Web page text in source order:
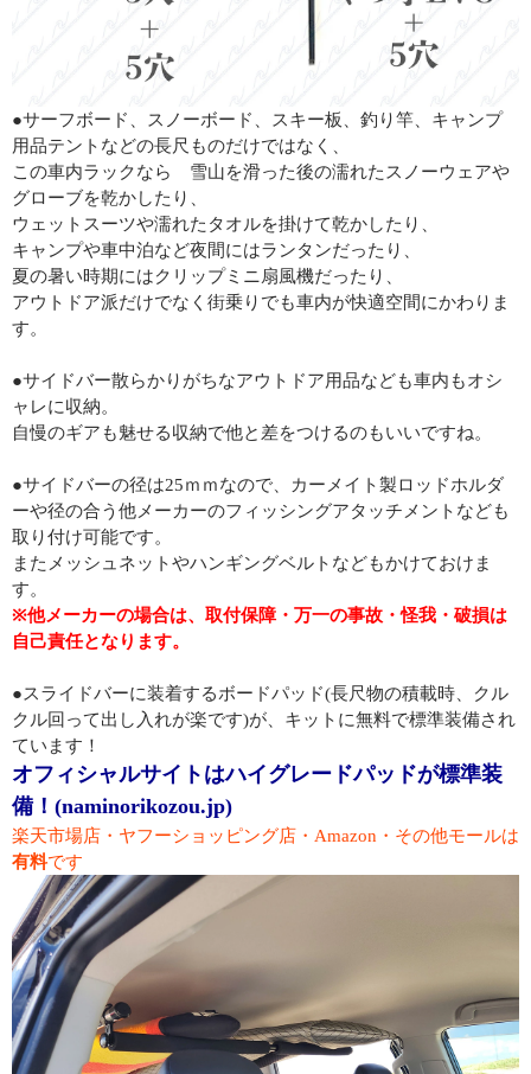
●サーフボード、スノーボード、スキー板、釣り竿、キャンプ
用品テントなどの長尺ものだけではなく、
この車内ラックなら 雪山を滑った後の濡れたスノーウェアや
グローブを乾かしたり、
ウェットスーツや濡れたタオルを掛けて乾かしたり、
キャンプや車中泊など夜間にはランタンだったり、
夏の暑い時期にはクリップミニ扇風機だったり、
アウトドア派だけでなく街乗りでも車内が快適空間にかわりま
す。
●サイドバー散らかりがちなアウトドア用品なども車内もオシ
ャレに収納。
自慢のギアも魅せる収納で他と差をつけるのもいいですね。
●サイドバーの径は25ｍｍなので、カーメイト製ロッドホルダ
ーや径の合う他メーカーのフィッシングアタッチメントなども
取り付け可能です。
またメッシュネットやハンギングベルトなどもかけておけま
す。
※他メーカーの場合は、取付保障・万一の事故・怪我・破損は
自己責任となります。
●スライドバーに装着するボードパッド(長尺物の積載時、クル
クル回って出し入れが楽です)が、キットに無料で標準装備され
ています！
オフィシャルサイトはハイグレードパッドが標準装
備！(naminorikozou.jp)
楽天市場店・ヤフーショッピング店・Amazon・その他モールは
有料です